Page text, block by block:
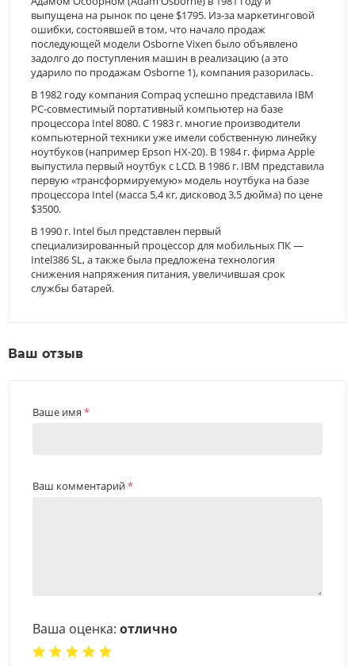
выпущена на рынок по цене $1795. Из-за маркетинговой
ошибки, состоявшей в том, что начало продаж
последующей модели Osborne Vixen было объявлено
задолго до поступления машин в реализацию (а это
ударило по продажам Osborne 1), компания разорилась.
В 1982 году компания Compaq успешно представила IBM
PC-совместимый портативный компьютер на базе
процессора Intel 8080. С 1983 г. многие производители
компьютерной техники уже имели собственную линейку
ноутбуков (например Epson HX-20). В 1984 г. фирма Apple
выпустила первый ноутбук с LCD. В 1986 г. IBM представила
первую «трансформируемую» модель ноутбука на базе
процессора Intel (масса 5,4 кг, дисковод 3,5 дюйма) по цене
$3500.
В 1990 г. Intel был представлен первый
специализированный процессор для мобильных ПК —
Intel386 SL, а также была предложена технология
снижения напряжения питания, увеличившая срок
службы батарей.
Ваш отзыв
Ваше имя *
Ваш комментарий*
Ваша оценка: отлично